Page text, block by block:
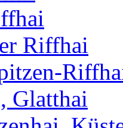
Riffhai
Glatthai